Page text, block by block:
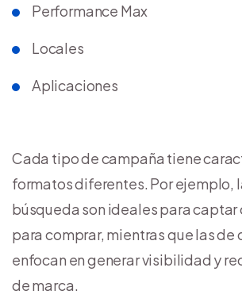
Performance Max
Locales
Aplicaciones
Cada tipo de campaña tiene
formatos diferentes. Por ejemplo,
búsqueda son ideales para
para comprar, mientras que las de
enfocan en generar visibilidad y
de marca.